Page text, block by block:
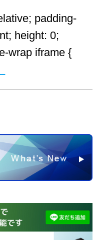
padding-
height: 0;
wrap iframe {